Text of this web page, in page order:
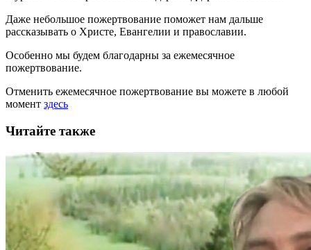
Даже небольшое пожертвование поможет нам дальше
рассказывать о Христе, Евангелии и православии.
Особенно мы будем благодарны за ежемесячное
пожертвование.
Отменить ежемесячное пожертвование вы можете в любой
момент здесь
Читайте также